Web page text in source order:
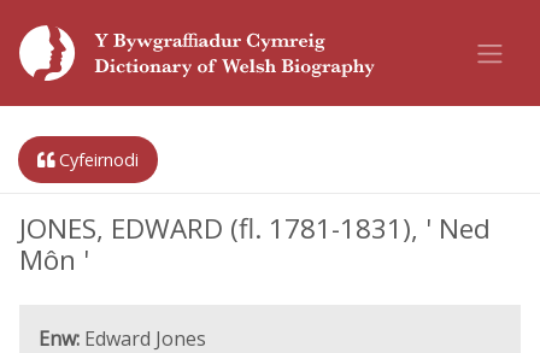
Cyfeirnodi
JONES, EDWARD (fl. 1781-1831), ' Ned
Môn '
Enw: Edward Jones